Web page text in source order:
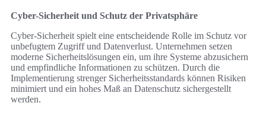
Cyber-Sicherheit und Schutz der Privatsphäre
Cyber-Sicherheit spielt eine entscheidende Rolle im Schutz vor
unbefugtem Zugriff und Datenverlust. Unternehmen setzen
moderne Sicherheitslösungen ein, um ihre Systeme abzusichern
und empfindliche Informationen zu schützen. Durch die
Implementierung strenger Sicherheitsstandards können Risiken
minimiert und ein hohes Maß an Datenschutz sichergestellt
werden.